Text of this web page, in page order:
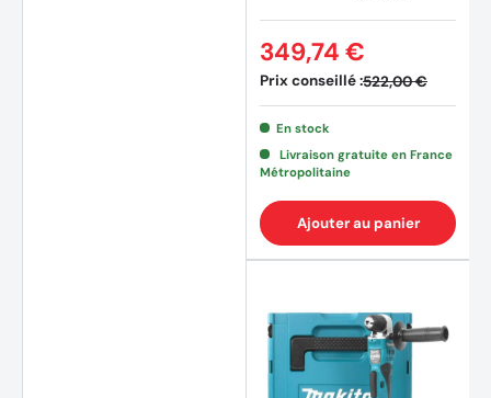
Prix conseillé :522,00 €
349,74 €
En stock
Livraison gratuite en France
Métropolitaine
Ajouter au panier